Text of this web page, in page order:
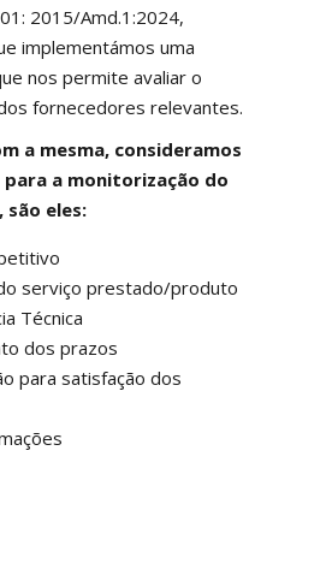
2015/Amd.1:2024,
implementámos uma
nos permite avaliar o
fornecedores relevantes.
a mesma, consideramos
a monitorização do
são eles:
serviço prestado/produto
Técnica
dos prazos
para satisfação dos